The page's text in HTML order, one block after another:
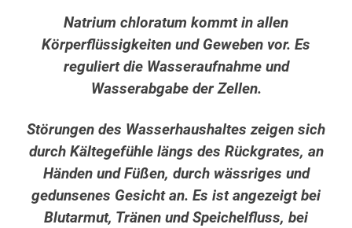
Natrium chloratum kommt in allen
Körperflüssigkeiten und Geweben vor. Es
reguliert die Wasseraufnahme und
Wasserabgabe der Zellen.
Störungen des Wasserhaushaltes zeigen sich
durch Kältegefühle längs des Rückgrates, an
Händen und Füßen, durch wässriges und
gedunsenes Gesicht an. Es ist angezeigt bei
Blutarmut, Tränen und Speichelfluss, bei